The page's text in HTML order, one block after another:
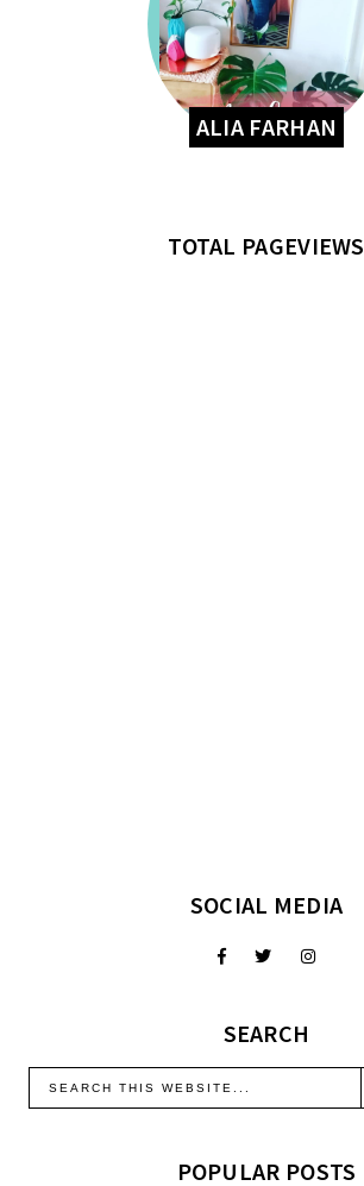
ALIA FARHAN
TOTAL PAGEVIEWS
SOCIAL MEDIA
SEARCH
POPULAR POSTS